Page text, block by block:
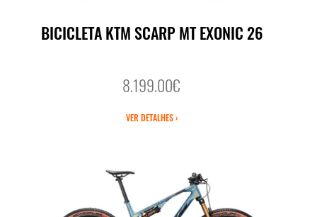
BICICLETA KTM SCARP MT EXONIC 26
8.199.00€
VER DETALHES ›